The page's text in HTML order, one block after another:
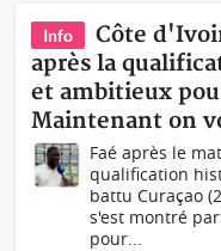
Info
Côte
après la
et ambitieux
Maintenant on
Faé après le
qualification
battu Curaçao
s'est montré
pour...